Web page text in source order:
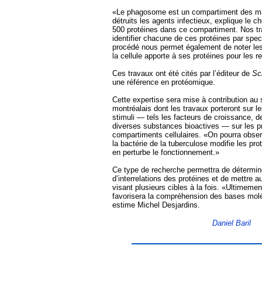
«Le phagosome est un compartiment des
détruits les agents infectieux, explique le
500 protéines dans ce compartiment. Nos
identifier chacune de ces protéines par
procédé nous permet également de noter
la cellule apporte à ses protéines pour les
Ces travaux ont été cités par l’éditeur de
une référence en protéomique.
Cette expertise sera mise à contribution au
montréalais dont les travaux porteront sur
stimuli — tels les facteurs de croissance,
diverses substances bioactives — sur les
compartiments cellulaires. «On pourra
la bactérie de la tuberculose modifie les
en perturbe le fonctionnement.»
Ce type de recherche permettra de
d’interrelations des protéines et de mettre
visant plusieurs cibles à la fois.
favorisera la compréhension des bases
estime Michel Desjardins.
Daniel Baril